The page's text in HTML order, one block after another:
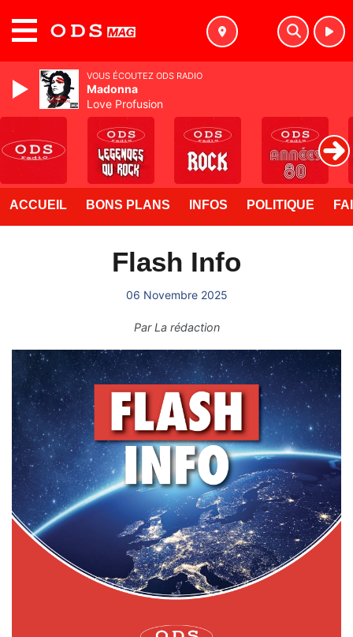
ACCUEIL BONS PLANS INFOS POLITIQUE
Flash Info
06 Novembre 2025
ParLa rédaction
VOUS ÉCOUTEZ ODS RADIO
Madonna
Love Profusion